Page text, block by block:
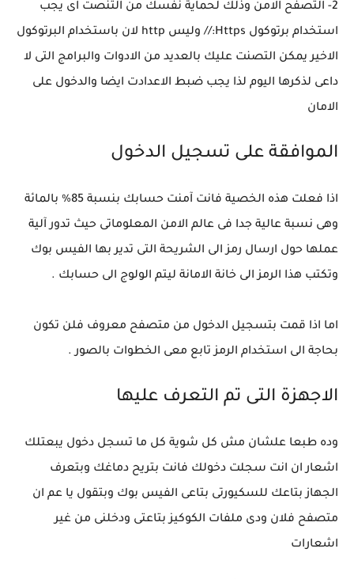
2- التصفح الامن وذلك لحماية نفسك من التنصت اى يجب
استخدام برتوكول Https:// وليس http لان باستخدام البرتوكول
الاخير يمكن التصنت عليك بالعديد من الادوات والبرامج التى لا
داعى لذكرها اليوم لذا يجب ضبط الاعدادت ايضا والدخول على
الامان
الموافقة على تسجيل الدخول
اذا فعلت هذه الخصية فانت آمنت حسابك بنسبة 85% بالمائة
وهى نسبة عالية جدا فى عالم الامن المعلوماتى حيث تدور آلية
عملها حول ارسال رمز الى الشريحة التى تدير بها الفيس بوك
وتكتب هذا الرمز الى خانة الامانة ليتم الولوج الى حسابك .
اما اذا قمت بتسجيل الدخول من متصفح معروف فلن تكون
بحاجة الى استخدام الرمز تابع معى الخطوات بالصور .
الاجهزة التى تم التعرف عليها
وده طبعا علشان مش كل شوية كل ما تسجل دخول يبعتلك
اشعار ان انت سجلت دخولك فانت بتريح دماغك وبتعرف
الجهاز بتاعك للسكيورتى بتاعى الفيس بوك وبتقول يا عم ان
متصفح فلان ودى ملفات الكوكيز بتاعتى ودخلنى من غير
اشعارات